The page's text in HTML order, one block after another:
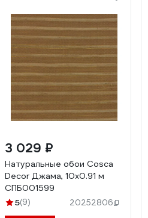
3 029 ₽
Натуральные обои Cosca
Decor Джама, 10x0.91 м
СПБ001599
5(9) 20252806